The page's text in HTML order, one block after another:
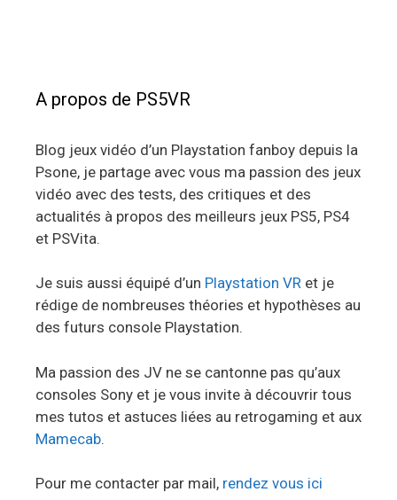
A propos de PS5VR
Blog jeux vidéo d’un Playstation fanboy depuis la
Psone, je partage avec vous ma passion des jeux
vidéo avec des tests, des critiques et des
actualités à propos des meilleurs jeux PS5, PS4
et PSVita.
Je suis aussi équipé d’un Playstation VR et je
rédige de nombreuses théories et hypothèses au
des futurs console Playstation.
Ma passion des JV ne se cantonne pas qu’aux
consoles Sony et je vous invite à découvrir tous
mes tutos et astuces liées au retrogaming et aux
Mamecab.
Pour me contacter par mail, rendez vous ici